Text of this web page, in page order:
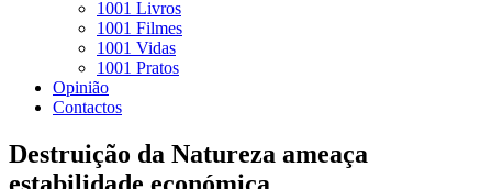
1001 Livros
1001 Filmes
1001 Vidas
1001 Pratos
Opinião
Contactos
Destruição da Natureza ameaça